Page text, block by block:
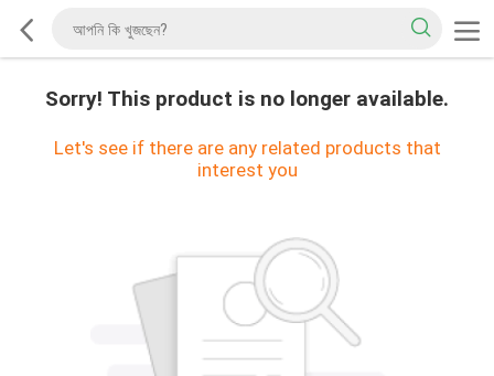
Sorry! This product is no longer available.
Let's see if there are any related products that
interest you